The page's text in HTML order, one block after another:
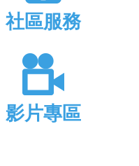
社區服務
影片專區